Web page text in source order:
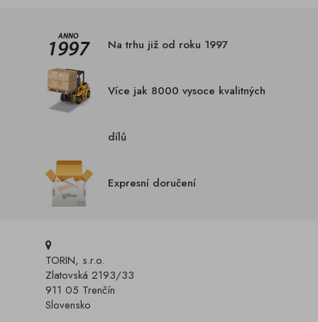
Na trhu již od roku 1997
Více jak 8000 vysoce kvalitných
dílů
Expresní doručení
TORIN, s.r.o.
Zlatovská 2193/33
911 05 Trenčín
Slovensko